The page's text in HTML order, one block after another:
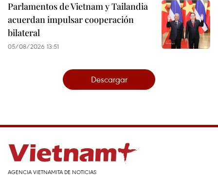
Parlamentos de Vietnam y Tailandia
acuerdan impulsar cooperación
bilateral
05/08/2026 13:51
Descargar
AGENCIA VIETNAMITA DE NOTICIAS